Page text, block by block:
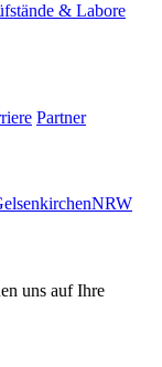
& Labore
Partner
NRW
uns auf Ihre